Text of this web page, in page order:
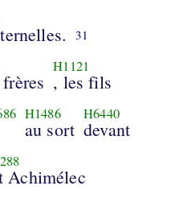
31
H1121
, les fils
H1486
au sort
H6440
devant
Achimélec